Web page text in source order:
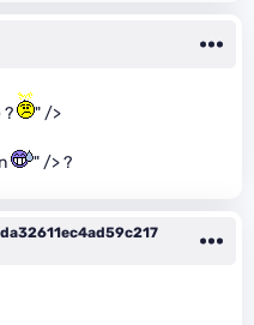
? " />
" /> ?